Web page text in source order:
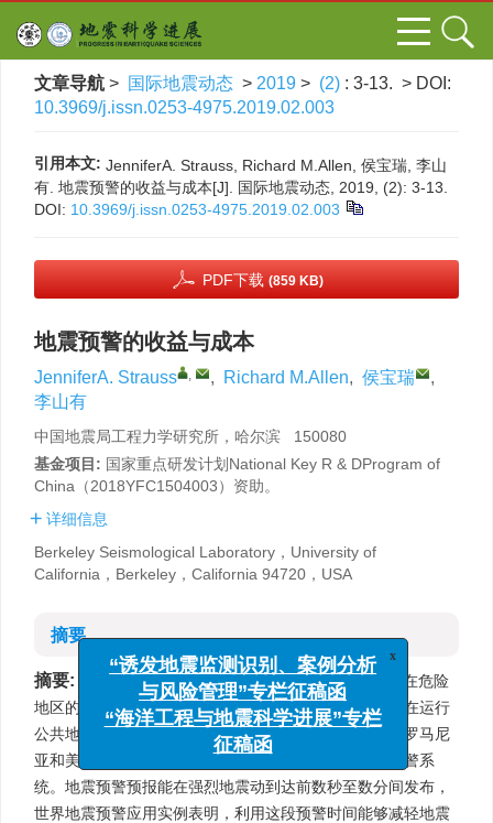
文章导航 > 国际地震动态 > 2019 > (2) : 3-13. > DOI:
10.3969/j.issn.0253-4975.2019.02.003
引用本文: JenniferA. Strauss, Richard M.Allen, 侯宝瑞, 李山
有. 地震预警的收益与成本[J]. 国际地震动态, 2019, (2): 3-13.
DOI: 10.3969/j.issn.0253-4975.2019.02.003
PDF下载 (859 KB)
地震预警的收益与成本
JenniferA. Strauss , , Richard M.Allen, 侯宝瑞
,
李山有
中国地震局工程力学研究所，哈尔滨 150080
基金项目: 国家重点研发计划National Key R & DProgram of
China（2018YFC1504003）资助。
详细信息
Berkeley Seismological Laboratory，University of
California，Berkeley，California 94720，USA
摘要
摘要: 地震预警是快速检测正在发生的地震并向身处潜在危险
地区的人群和基础设施发出警报。日本和墨西哥目前正在运行
公共地震预警系统，而土耳其、中国台湾、中国大陆、罗马尼
亚和美国仅运行面向特殊用户发布警报的小规模地震预警系
统。地震预警预报能在强烈地震动到达前数秒至数分间发布，
世界地震预警应用实例表明，利用这段预警时间能够减轻地震
“诱发地震监测识别、案例分析
与风险管理”专栏征稿函
“海洋工程与地震科学进展”专栏
征稿函